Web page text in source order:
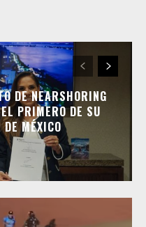
DE NEARSHORING
PRIMERO DE SU
MÉXICO